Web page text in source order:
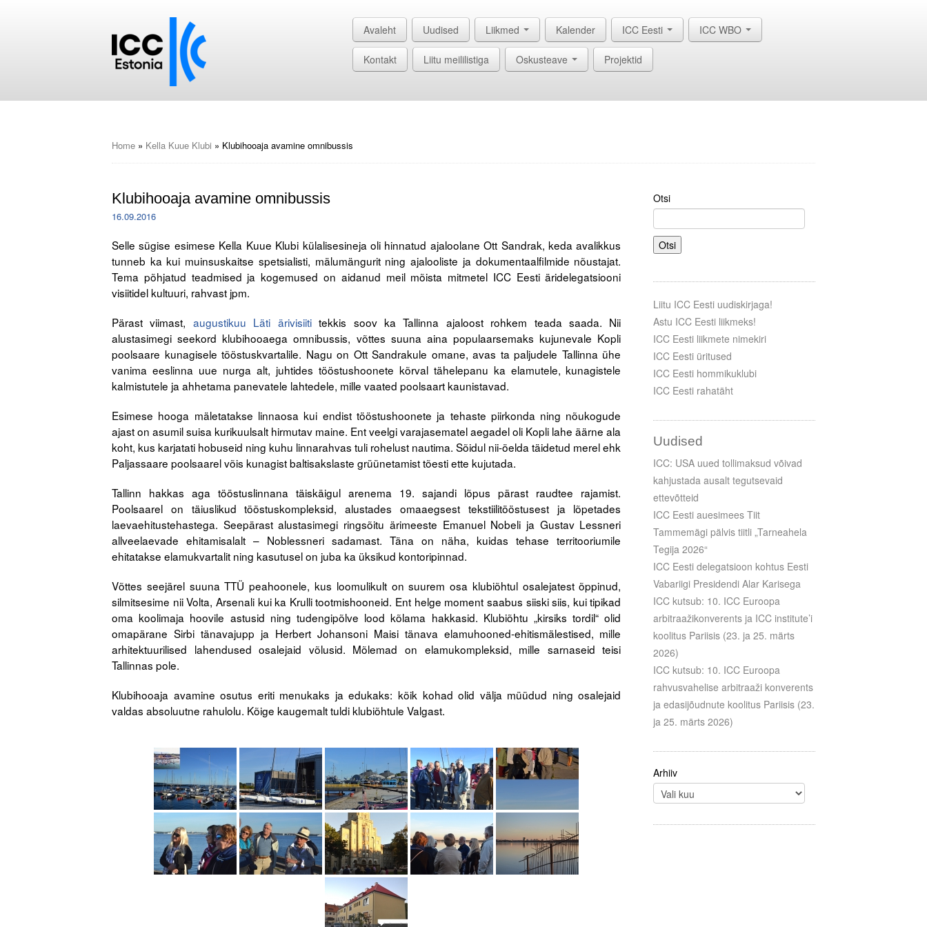
Avaleht Uudised Liikmed Kalender ICC Eesti ICC WBO
Kontakt Liitu meililistiga Oskusteave Projektid
Home » Kella Kuue Klubi » Klubihooaja avamine omnibussis
Klubihooaja avamine omnibussis
16.09.2016
Selle sügise esimese Kella Kuue Klubi külalisesineja oli hinnatud ajaloolane Ott Sandrak, keda avalikkus
tunneb ka kui muinsuskaitse spetsialisti, mälumängurit ning ajalooliste ja dokumentaalfilmide nõustajat.
Tema põhjatud teadmised ja kogemused on aidanud meil mõista mitmetel ICC Eesti äridelegatsiooni
visiitidel kultuuri, rahvast jpm.
Pärast viimast, augustikuu Läti ärivisiititekkis soov ka Tallinna ajaloost rohkem teada saada. Nii
alustasimegi seekord klubihooaega omnibussis, võttes suuna aina populaarsemaks kujunevale Kopli
poolsaare kunagisele tööstuskvartalile. Nagu on Ott Sandrakule omane, avas ta paljudele Tallinna ühe
vanima eeslinna uue nurga alt, juhtides tööstushoonete kõrval tähelepanu ka elamutele, kunagistele
kalmistutele ja ahhetama panevatele lahtedele, mille vaated poolsaart kaunistavad.
Esimese hooga mäletatakse linnaosa kui endist tööstushoonete ja tehaste piirkonda ning nõukogude
ajast on asumil suisa kurikuulsalt hirmutav maine. Ent veelgi varajasematel aegadel oli Kopli lahe äärne ala
koht, kus karjatati hobuseid ning kuhu linnarahvas tuli rohelust nautima. Sõidul nii-öelda täidetud merel ehk
Paljassaare poolsaarel võis kunagist baltisakslaste grüünetamist tõesti ette kujutada.
Tallinn hakkas aga tööstuslinnana täiskäigul arenema 19. sajandi lõpus pärast raudtee rajamist.
Poolsaarel on täiuslikud tööstuskompleksid, alustades omaaegsest tekstiilitööstusest ja lõpetades
laevaehitustehastega. Seepärast alustasimegi ringsõitu ärimeeste Emanuel Nobeli ja Gustav Lessneri
allveelaevade ehitamisalalt – Noblessneri sadamast. Täna on näha, kuidas tehase territooriumile
ehitatakse elamukvartalit ning kasutusel on juba ka üksikud kontoripinnad.
Võttes seejärel suuna TTÜ peahoonele, kus loomulikult on suurem osa klubiõhtul osalejatest õppinud,
silmitsesime nii Volta, Arsenali kui ka Krulli tootmishooneid. Ent helge moment saabus siiski siis, kui tipikad
oma koolimaja hoovile astusid ning tudengipõlve lood kõlama hakkasid. Klubiõhtu „kirsiks tordil“ olid
omapärane Sirbi tänavajupp ja Herbert Johansoni Maisi tänava elamuhooned-ehitismälestised, mille
arhitektuurilised lahendused osalejaid võlusid. Mõlemad on elamukompleksid, mille sarnaseid teisi
Tallinnas pole.
Klubihooaja avamine osutus eriti menukaks ja edukaks: kõik kohad olid välja müüdud ning osalejaid
valdas absoluutne rahulolu. Kõige kaugemalt tuldi klubiõhtule Valgast.
Otsi
Otsi
Liitu ICC Eesti uudiskirjaga!
Astu ICC Eesti liikmeks!
ICC Eesti liikmete nimekiri
ICC Eesti üritused
ICC Eesti hommikuklubi
ICC Eesti rahatäht
Uudised
ICC: USA uued tollimaksud võivad
kahjustada ausalt tegutsevaid
ettevõtteid
ICC Eesti auesimees Tiit
Tammemägi pälvis tiitli „Tarneahela
Tegija 2026“
ICC Eesti delegatsioon kohtus Eesti
Vabariigi Presidendi Alar Karisega
ICC kutsub: 10. ICC Euroopa
arbitraažikonverents ja ICC institute’i
koolitus Pariisis (23. ja 25. märts
2026)
ICC kutsub: 10. ICC Euroopa
rahvusvahelise arbitraaži konverents
ja edasijõudnute koolitus Pariisis (23.
ja 25. märts 2026)
Arhiiv